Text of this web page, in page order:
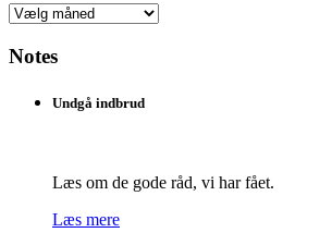
Nyheder
dato
Notes
Undgå indbrud
Læs om de gode råd, vi har fået.
Læs mere